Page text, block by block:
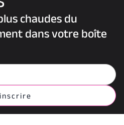
chaudes du
dans votre boîte